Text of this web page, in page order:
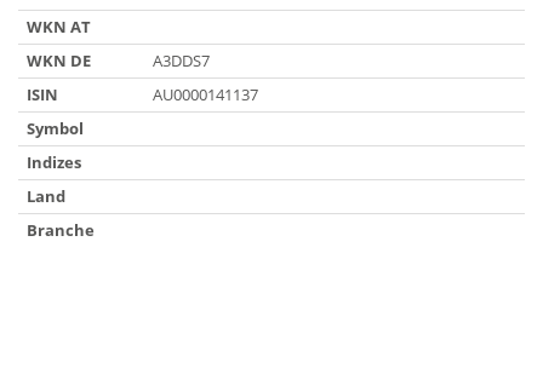
WKN AT
WKN DE
A3DDS7
ISIN
AU0000141137
Symbol
Indizes
Land
Branche